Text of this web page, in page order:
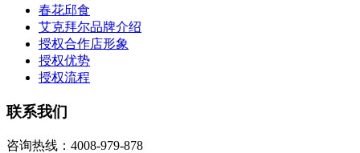
春花邱食
艾克拜尔品牌介绍
授权合作店形象
授权优势
授权流程
联系我们
咨询热线：4008-979-878